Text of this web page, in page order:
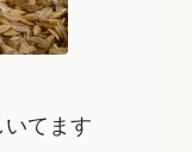
てます